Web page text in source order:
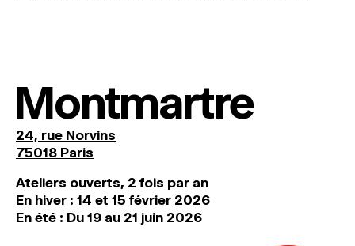
Montmartre
24, rue Norvins
75018 Paris
Ateliers ouverts, 2 fois par an
En hiver : 14 et 15 février 2026
En été : Du 19 au 21 juin 2026